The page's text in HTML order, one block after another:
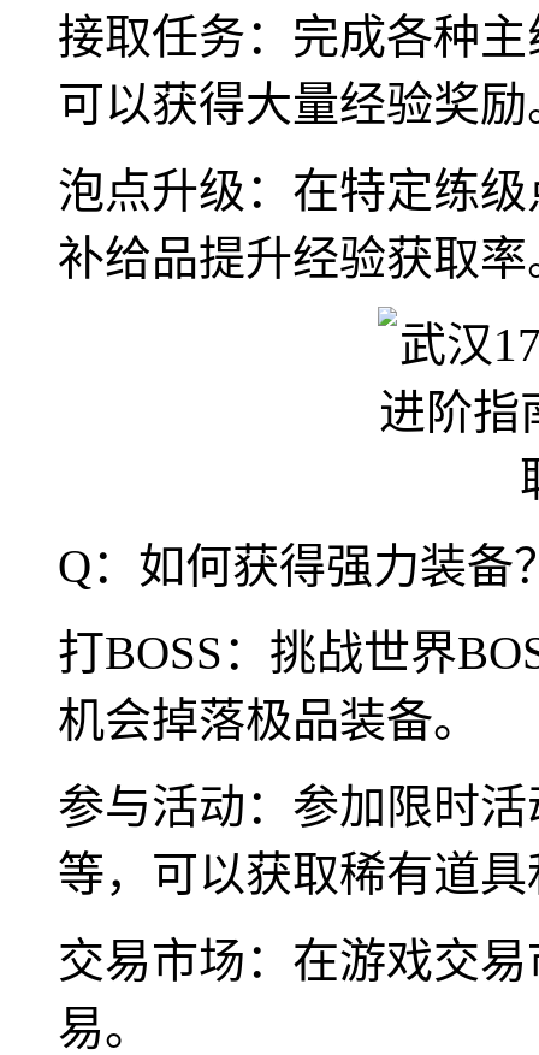
接取任务：完成各种
可以获得大量经验奖励
泡点升级：在特定练
补给品提升经验获取率
Q：如何获得强力装备
打BOSS：挑战世界
机会掉落极品装备。
参与活动：参加限时
等，可以获取稀有道
交易市场：在游戏交
易。